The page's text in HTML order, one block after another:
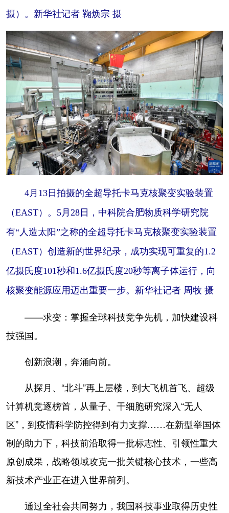
摄）。新华社记者 鞠焕宗 摄
4月13日拍摄的全超导托卡马克核聚变实验装置
（EAST）。5月28日，中科院合肥物质科学研究院
有“人造太阳”之称的全超导托卡马克核聚变实验装置
（EAST）创造新的世界纪录，成功实现可重复的1.2
亿摄氏度101秒和1.6亿摄氏度20秒等离子体运行，向
核聚变能源应用迈出重要一步。新华社记者 周牧 摄
——求变：掌握全球科技竞争先机，加快建设科
技强国。
创新浪潮，奔涌向前。
从探月、“北斗”再上层楼，到大飞机首飞、超级
计算机竞逐榜首，从量子、干细胞研究深入“无人
区”，到疫情科学防控得到有力支撑……在新型举国体
制的助力下，科技前沿取得一批标志性、引领性重大
原创成果，战略领域攻克一批关键核心技术，一些高
新技术产业正在进入世界前列。
通过全社会共同努力，我国科技事业取得历史性